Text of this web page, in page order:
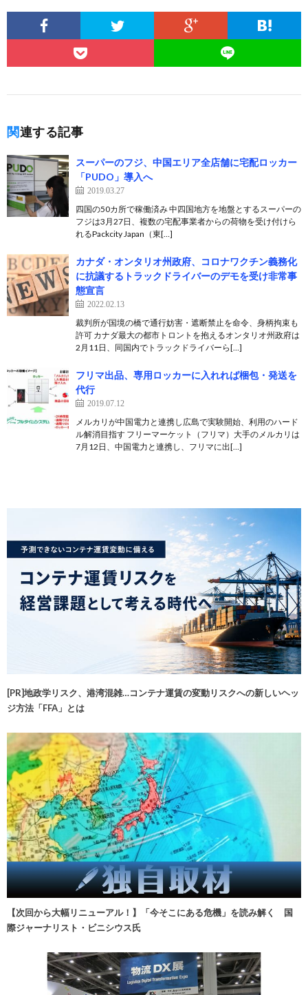
関連する記事
スーパーのフジ、中国エリア全店舗に宅配ロッカー
「PUDO」導入へ
2019.03.27
四国の50カ所で稼働済み 中四国地方を地盤とするスーパーの
フジは3月27日、複数の宅配事業者からの荷物を受け付けら
れるPackcity Japan（東[…]
カナダ・オンタリオ州政府、コロナワクチン義務化
に抗議するトラックドライバーのデモを受け非常事
態宣言
2022.02.13
裁判所が国境の橋で通行妨害・遮断禁止を命令、身柄拘束も
許可 カナダ最大の都市トロントを抱えるオンタリオ州政府は
2月11日、同国内でトラックドライバーら[…]
フリマ出品、専用ロッカーに入れれば梱包・発送を
代行
2019.07.12
メルカリが中国電力と連携し広島で実験開始、利用のハード
ル解消目指す フリーマーケット（フリマ）大手のメルカリは
7月12日、中国電力と連携し、フリマに出[…]
[PR]地政学リスク、港湾混雑…コンテナ運賃の変動リスクへの新しいヘッ
ジ方法「FFA」とは
【次回から大幅リニューアル！】「今そこにある危機」を読み解く 国
際ジャーナリスト・ビニシウス氏